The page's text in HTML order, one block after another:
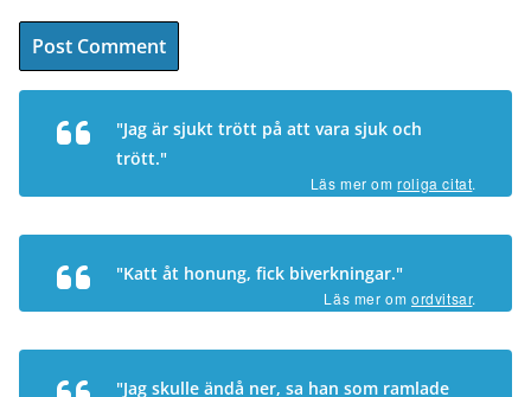
"Jag är sjukt trött på att vara sjuk och
trött."
Läs mer omroliga citat.
"Katt åt honung, fick biverkningar."
Läs mer om ordvitsar.
"Jag skulle ändå ner, sa han som ramlade